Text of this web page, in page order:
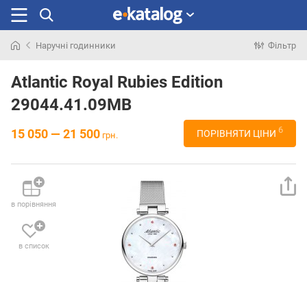
раніше
Наручні годинники Фільтр
Atlantic Royal Rubies Edition
29044.41.09MB
15 050 — 21 500 грн. ПОРІВНЯТИ ЦІНИ 6
в порівняння
в список